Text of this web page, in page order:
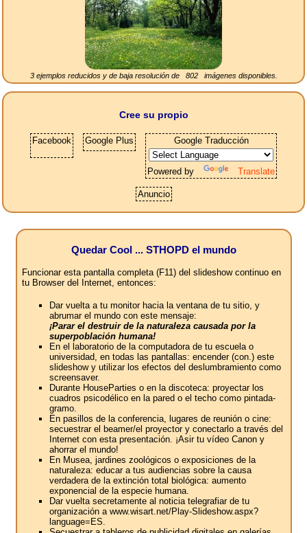
3 ejemplos reducidos y de baja resolución de 802imágenes disponibles.
Cree su propio
Facebook Google Plus Google Traducción
Powered by Translate
Anuncio
Quedar Cool ... STHOPD el mundo
Funcionar esta pantalla completa (F11) del slideshow continuo en
tu Browser del Internet, entonces:
Dar vuelta a tu monitor hacia la ventana de tu sitio, y
abrumar el mundo con este mensaje:
¡Parar el destruir de la naturaleza causada por la
superpoblación humana!
En el laboratorio de la computadora de tu escuela o
universidad, en todas las pantallas: encender (con.) este
slideshow y utilizar los efectos del deslumbramiento como
screensaver.
Durante HouseParties o en la discoteca: proyectar los
cuadros psicodélico en la pared o el techo como pintada-
gramo.
En pasillos de la conferencia, lugares de reunión o cine:
secuestrar el beamer/el proyector y conectarlo a través del
Internet con esta presentación. ¡Asir tu vídeo Canon y
ahorrar el mundo!
En Musea, jardines zoológicos o exposiciones de la
naturaleza: educar a tus audiencias sobre la causa
verdadera de la extinción total biológica: aumento
exponencial de la especie humana.
Dar vuelta secretamente al noticia telegrafiar de tu
organización a www.wisart.net/Play-Slideshow.aspx?
language=ES.